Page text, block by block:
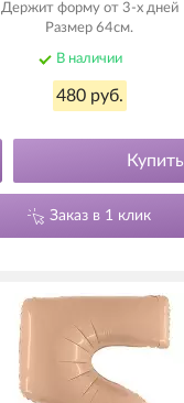
Держит форму от 3-х дней
Размер 64см.
В наличии
480 руб.
Купить
Заказ в 1 клик